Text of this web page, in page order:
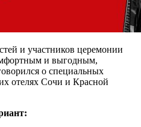
и участников церемонии
и выгодным,
о специальных
отелях Сочи и Красной